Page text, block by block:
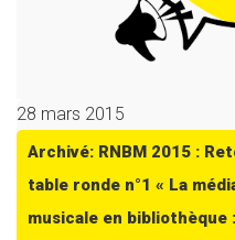
28 mars 2015
Archivé: RNBM 2015 :
table ronde n°1 « La
musicale en bibliothèque